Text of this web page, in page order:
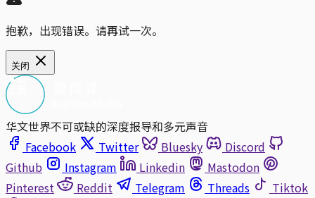
抱歉，出现错误。请再试一次。
关闭
华文世界不可或缺的深度报导和多元声音
Facebook
Twitter Bluesky
Discord
Github
Instagram Linkedin
Mastodon
Pinterest
Reddit Telegram Threads
Tiktok